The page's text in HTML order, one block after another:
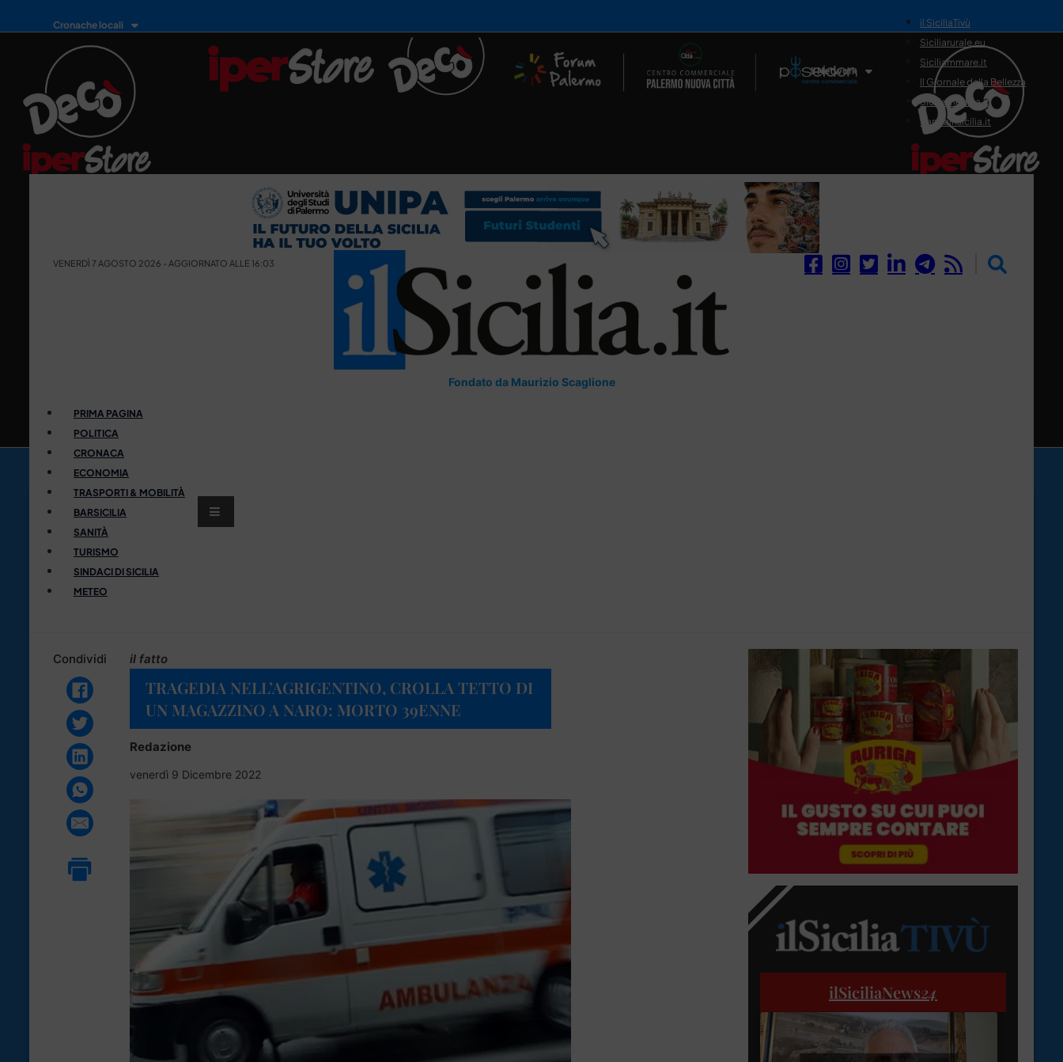
Cronache locali
Il Network
il SiciliaTivù
Siciliarurale.eu
Siciliammare.it
Il Giornale della Bellezza
Siciliamedica.it
Sanitainsicilia.it
VENERDÌ 7 AGOSTO 2026 - AGGIORNATO ALLE 16:03
Fondato da Maurizio Scaglione
PRIMA PAGINA
POLITICA
CRONACA
ECONOMIA
TRASPORTI & MOBILITÀ
BARSICILIA
SANITÀ
TURISMO
SINDACI DI SICILIA
METEO
Condividi il fatto
TRAGEDIA NELL’AGRIGENTINO, CROLLA TETTO DI
UN MAGAZZINO A NARO: MORTO 39ENNE
Redazione
venerdì 9 Dicembre 2022
ilSiciliaNews24